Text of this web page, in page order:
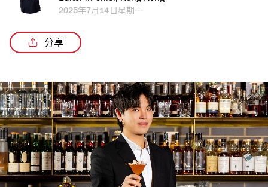
2025年7月14日星期一
分享